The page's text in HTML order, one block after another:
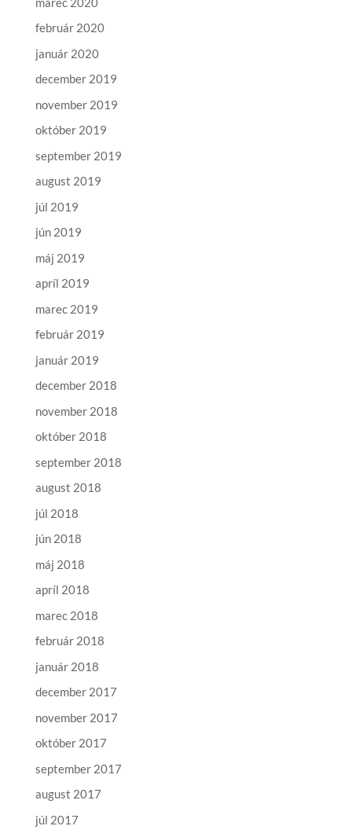
február 2020
január 2020
december 2019
november 2019
október 2019
september 2019
august 2019
júl 2019
jún 2019
máj 2019
apríl 2019
marec 2019
február 2019
január 2019
december 2018
november 2018
október 2018
september 2018
august 2018
júl 2018
jún 2018
máj 2018
apríl 2018
marec 2018
február 2018
január 2018
december 2017
november 2017
október 2017
september 2017
august 2017
júl 2017